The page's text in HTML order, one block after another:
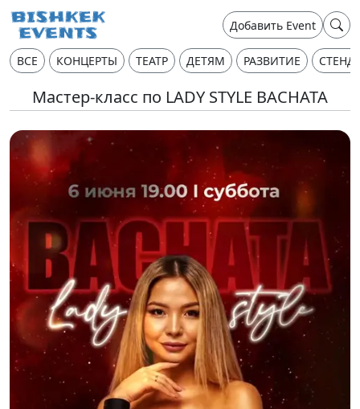
Добавить Event
ВСЕ КОНЦЕРТЫ ТЕАТР ДЕТЯМ РАЗВИТИЕ
Мастер-класс по LADY STYLE BACHATA